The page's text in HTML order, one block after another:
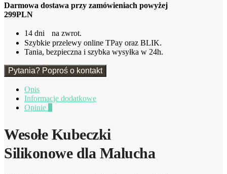
2
szt
Darmowa dostawa przy zamówieniach powyżej
299PLN
14 dni na zwrot.
Szybkie przelewy online TPay oraz BLIK.
Tania, bezpieczna i szybka wysyłka w 24h.
Pytania? Poproś o kontakt
Opis
Informacje dodatkowe
Opinie
Wesołe Kubeczki
Silikonowe dla Malucha